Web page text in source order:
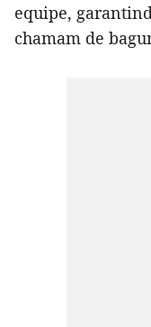
equipe,
chamam de